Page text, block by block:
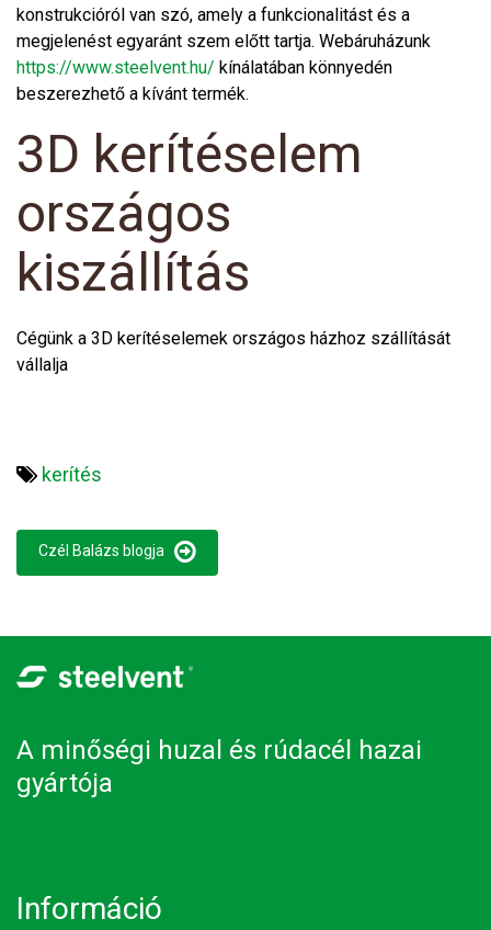
konstrukcióról van szó, amely a funkcionalitást és a
megjelenést egyaránt szem előtt tartja. Webáruházunk
https://www.steelvent.hu/ kínálatában könnyedén
beszerezhető a kívánt termék.
3D kerítéselem
országos
kiszállítás
Cégünk a 3D kerítéselemek országos házhoz szállítását
vállalja
kerítés
Czél Balázs blogja
A minőségi huzal és rúdacél hazai
gyártója
Információ